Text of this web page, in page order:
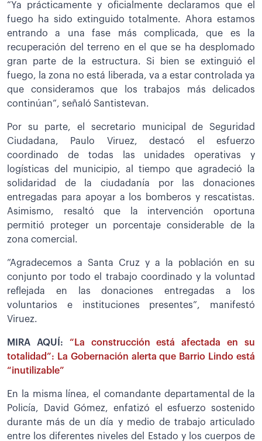
“Ya prácticamente y oficialmente declaramos que el
fuego ha sido extinguido totalmente. Ahora estamos
entrando a una fase más complicada, que es la
recuperación del terreno en el que se ha desplomado
gran parte de la estructura. Si bien se extinguió el
fuego, la zona no está liberada, va a estar controlada ya
que consideramos que los trabajos más delicados
continúan”, señaló Santistevan.
Por su parte, el secretario municipal de Seguridad
Ciudadana, Paulo Viruez, destacó el esfuerzo
coordinado de todas las unidades operativas y
logísticas del municipio, al tiempo que agradeció la
solidaridad de la ciudadanía por las donaciones
entregadas para apoyar a los bomberos y rescatistas.
Asimismo, resaltó que la intervención oportuna
permitió proteger un porcentaje considerable de la
zona comercial.
”Agradecemos a Santa Cruz y a la población en su
conjunto por todo el trabajo coordinado y la voluntad
reflejada en las donaciones entregadas a los
voluntarios e instituciones presentes”, manifestó
Viruez.
MIRA AQUÍ: “La construcción está afectada en su
totalidad”: La Gobernación alerta que Barrio Lindo está
“inutilizable”
En la misma línea, el comandante departamental de la
Policía, David Gómez, enfatizó el esfuerzo sostenido
durante más de un día y medio de trabajo articulado
entre los diferentes niveles del Estado y los cuerpos de